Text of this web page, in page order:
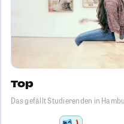
Top
Das gefällt Studierenden in